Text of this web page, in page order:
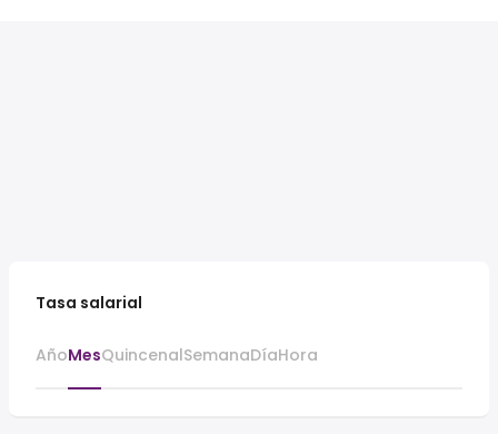
Tasa salarial
AñoMesQuincenalSemanaDíaHora